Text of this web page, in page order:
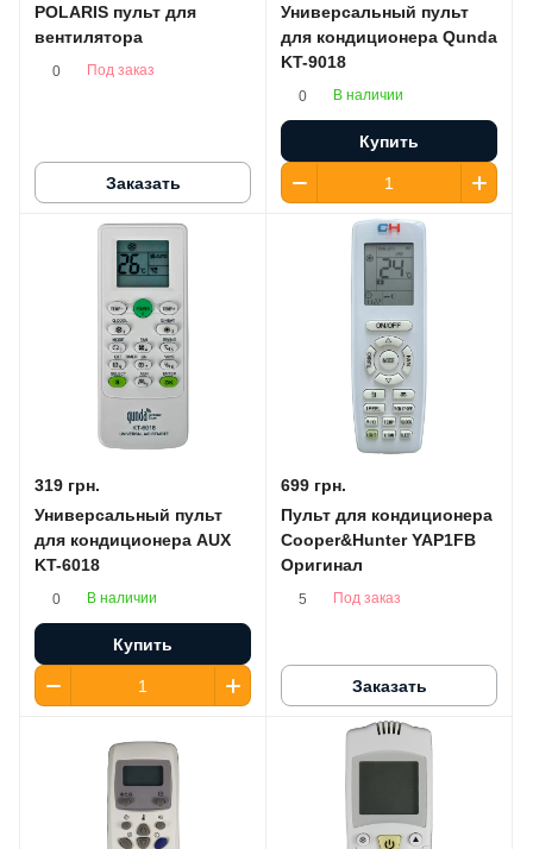
POLARIS пульт для
вентилятора
0 Под заказ
Заказать
Универсальный пульт
для кондиционера Qunda
KT-9018
0 В наличии
Купить
319 грн.
Универсальный пульт
для кондиционера AUX
KT-6018
0 В наличии
Купить
699 грн.
Пульт для кондиционера
Cooper&Hunter YAP1FB
Оригинал
5 Под заказ
Заказать